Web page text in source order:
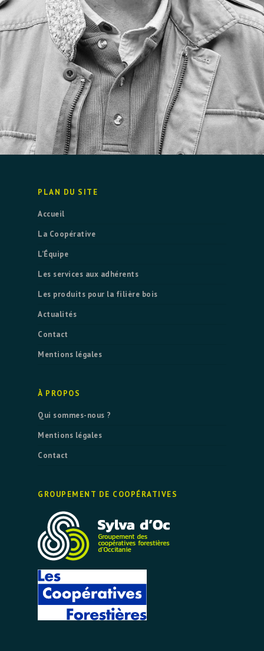
PLAN DU SITE
Accueil
La Coopérative
L’Équipe
Les services aux adhérents
Les produits pour la filière bois
Actualités
Contact
Mentions légales
À PROPOS
Qui sommes-nous ?
Mentions légales
Contact
GROUPEMENT DE COOPÉRATIVES